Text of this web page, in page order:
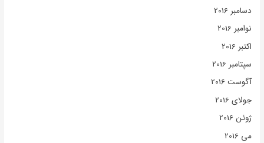
دسامبر 2016
نوامبر 2016
اکتبر 2016
سپتامبر 2016
آگوست 2016
جولای 2016
ژوئن 2016
می 2016